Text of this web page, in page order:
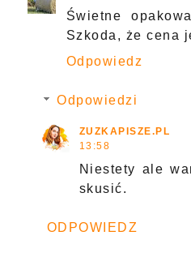
Świetne
Szkoda, że cena
Odpowiedz
Odpowiedzi
ZUZKAPISZE.PL
13:58
Niestety ale
skusić.
ODPOWIEDZ